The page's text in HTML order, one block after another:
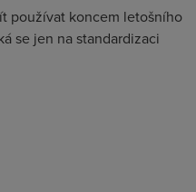
používat koncem letošního
se jen na standardizaci